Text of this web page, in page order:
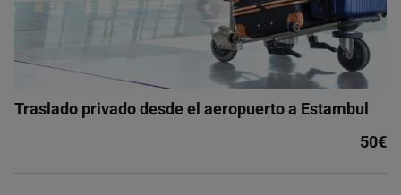
Traslado privado desde el aeropuerto a Estambul
50€